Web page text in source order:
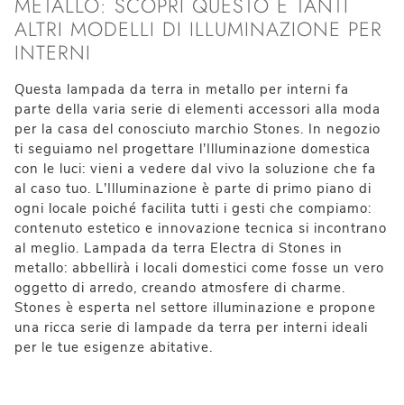
METALLO: SCOPRI QUESTO E TANTI
ALTRI MODELLI DI ILLUMINAZIONE PER
INTERNI
Questa lampada da terra in metallo per interni fa
parte della varia serie di elementi accessori alla moda
per la casa del conosciuto marchio Stones. In negozio
ti seguiamo nel progettare l’Illuminazione domestica
con le luci: vieni a vedere dal vivo la soluzione che fa
al caso tuo. L’Illuminazione è parte di primo piano di
ogni locale poiché facilita tutti i gesti che compiamo:
contenuto estetico e innovazione tecnica si incontrano
al meglio. Lampada da terra Electra di Stones in
metallo: abbellirà i locali domestici come fosse un vero
oggetto di arredo, creando atmosfere di charme.
Stones è esperta nel settore illuminazione e propone
una ricca serie di lampade da terra per interni ideali
per le tue esigenze abitative.